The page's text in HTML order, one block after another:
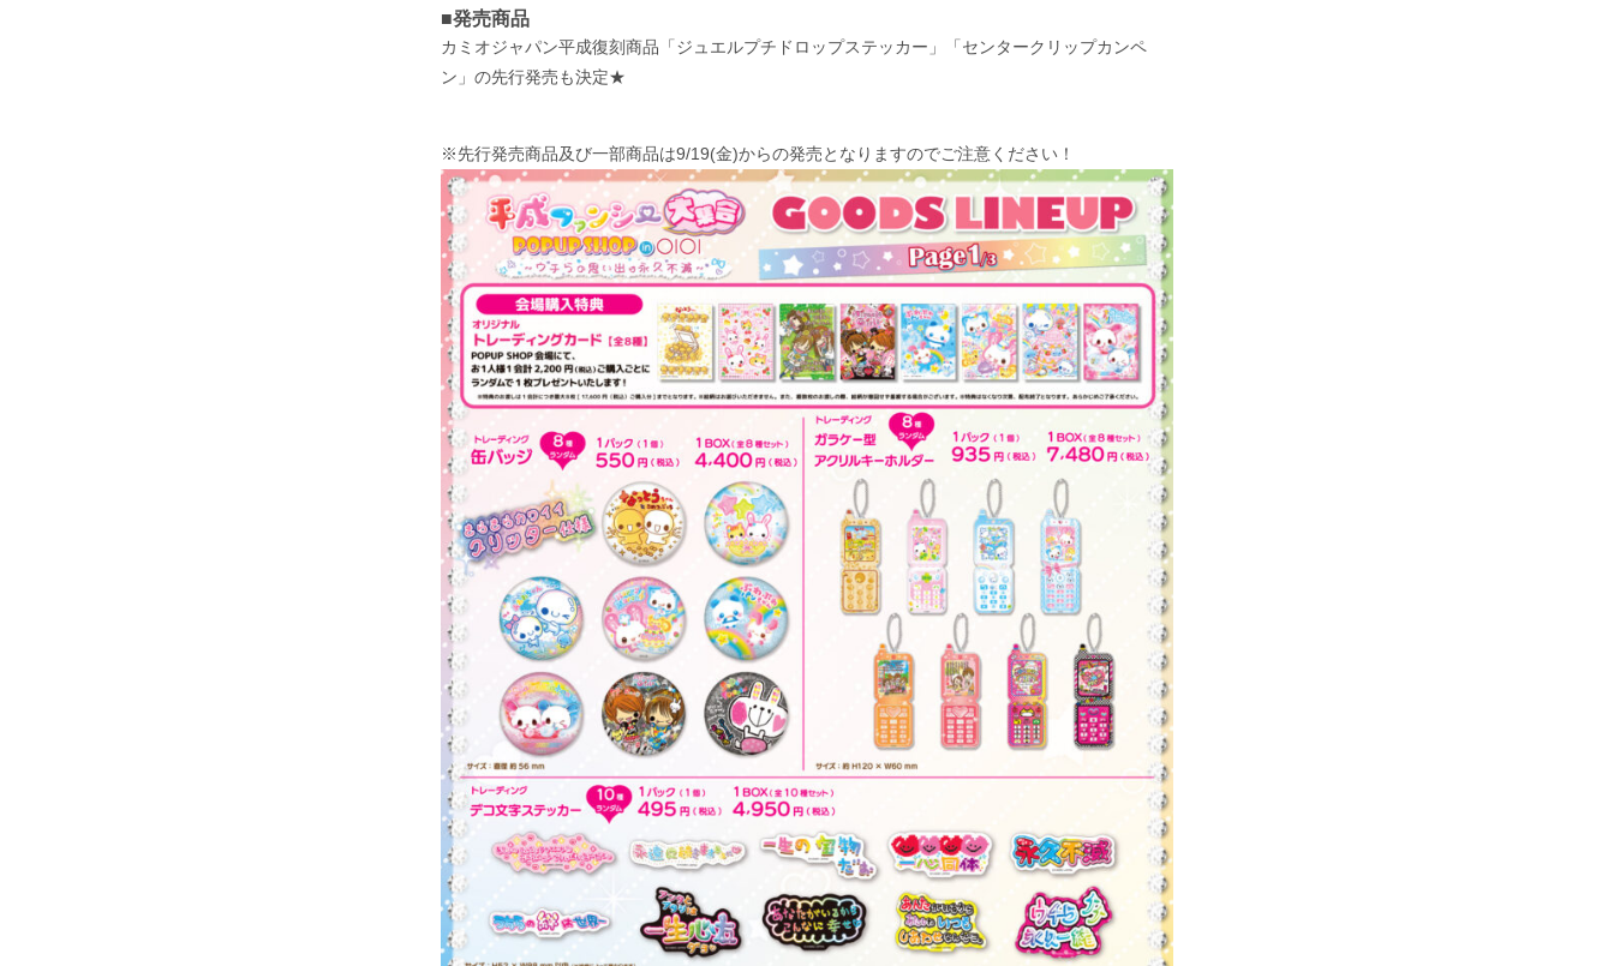
■発売商品
カミオジャパン平成復刻商品「ジュエルプチドロップステッカー」「センタークリップカンペ
ン」の先行発売も決定★
※先行発売商品及び一部商品は9/19(金)からの発売となりますのでご注意ください！